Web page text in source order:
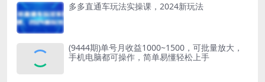
多多直通车玩法实操课，2024新玩法
(9444期)单号月收益1000~1500，可批量放大，
手机电脑都可操作，简单易懂轻松上手